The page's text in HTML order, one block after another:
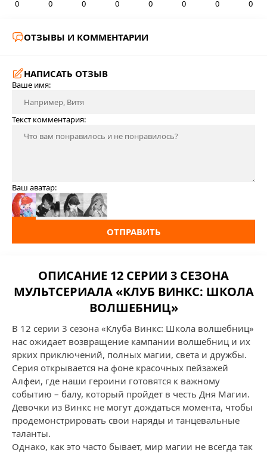
0 0 0 0 0 0 0 0
ОТЗЫВЫ И КОММЕНТАРИИ
НАПИСАТЬ ОТЗЫВ
Ваше имя:
Текст комментария:
Ваш аватар:
ОТПРАВИТЬ
ОПИСАНИЕ 12 СЕРИИ 3 СЕЗОНА
МУЛЬТСЕРИАЛА «КЛУБ ВИНКС: ШКОЛА
ВОЛШЕБНИЦ»
В 12 серии 3 сезона «Клуба Винкс: Школа волшебниц»
нас ожидает возвращение кампании волшебниц и их
ярких приключений, полных магии, света и дружбы.
Серия открывается на фоне красочных пейзажей
Алфеи, где наши героини готовятся к важному
событию – балу, который пройдет в честь Дня Магии.
Девочки из Винкс не могут дождаться момента, чтобы
продемонстрировать свои наряды и танцевальные
таланты.
Однако, как это часто бывает, мир магии не всегда так